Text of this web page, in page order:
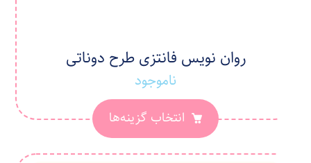
روان نویس فانتزی طرح دوناتی
ناموجود
انتخاب گزینه‌ها